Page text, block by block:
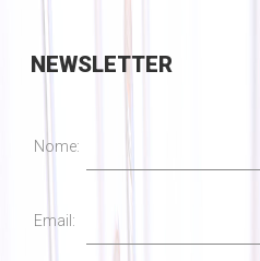
NEWSLETTER
Nome:
Email: